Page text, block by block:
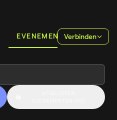
EVENEMENTENVerbinden